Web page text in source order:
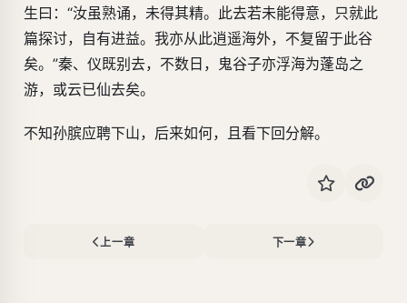
生曰：“汝虽熟诵，未得其精。此去若未能得意，只就此
篇探讨，自有进益。我亦从此逍遥海外，不复留于此谷
矣。”秦、仪既别去，不数日，鬼谷子亦浮海为蓬岛之
游，或云已仙去矣。
不知孙膑应聘下山，后来如何，且看下回分解。
上一章 下一章